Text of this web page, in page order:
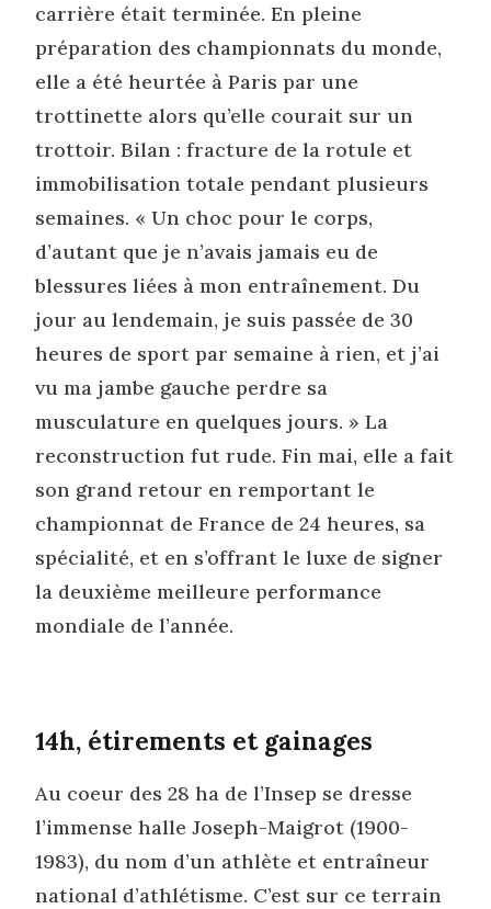
carrière était terminée. En pleine
préparation des championnats du monde,
elle a été heurtée à Paris par une
trottinette alors qu’elle courait sur un
trottoir. Bilan : fracture de la rotule et
immobilisation totale pendant plusieurs
semaines. « Un choc pour le corps,
d’autant que je n’avais jamais eu de
blessures liées à mon entraînement. Du
jour au lendemain, je suis passée de 30
heures de sport par semaine à rien, et j’ai
vu ma jambe gauche perdre sa
musculature en quelques jours. » La
reconstruction fut rude. Fin mai, elle a fait
son grand retour en remportant le
championnat de France de 24 heures, sa
spécialité, et en s’offrant le luxe de signer
la deuxième meilleure performance
mondiale de l’année.
14h, étirements et gainages
Au coeur des 28 ha de l’Insep se dresse
l’immense halle Joseph-Maigrot (1900-
1983), du nom d’un athlète et entraîneur
national d’athlétisme. C’est sur ce terrain